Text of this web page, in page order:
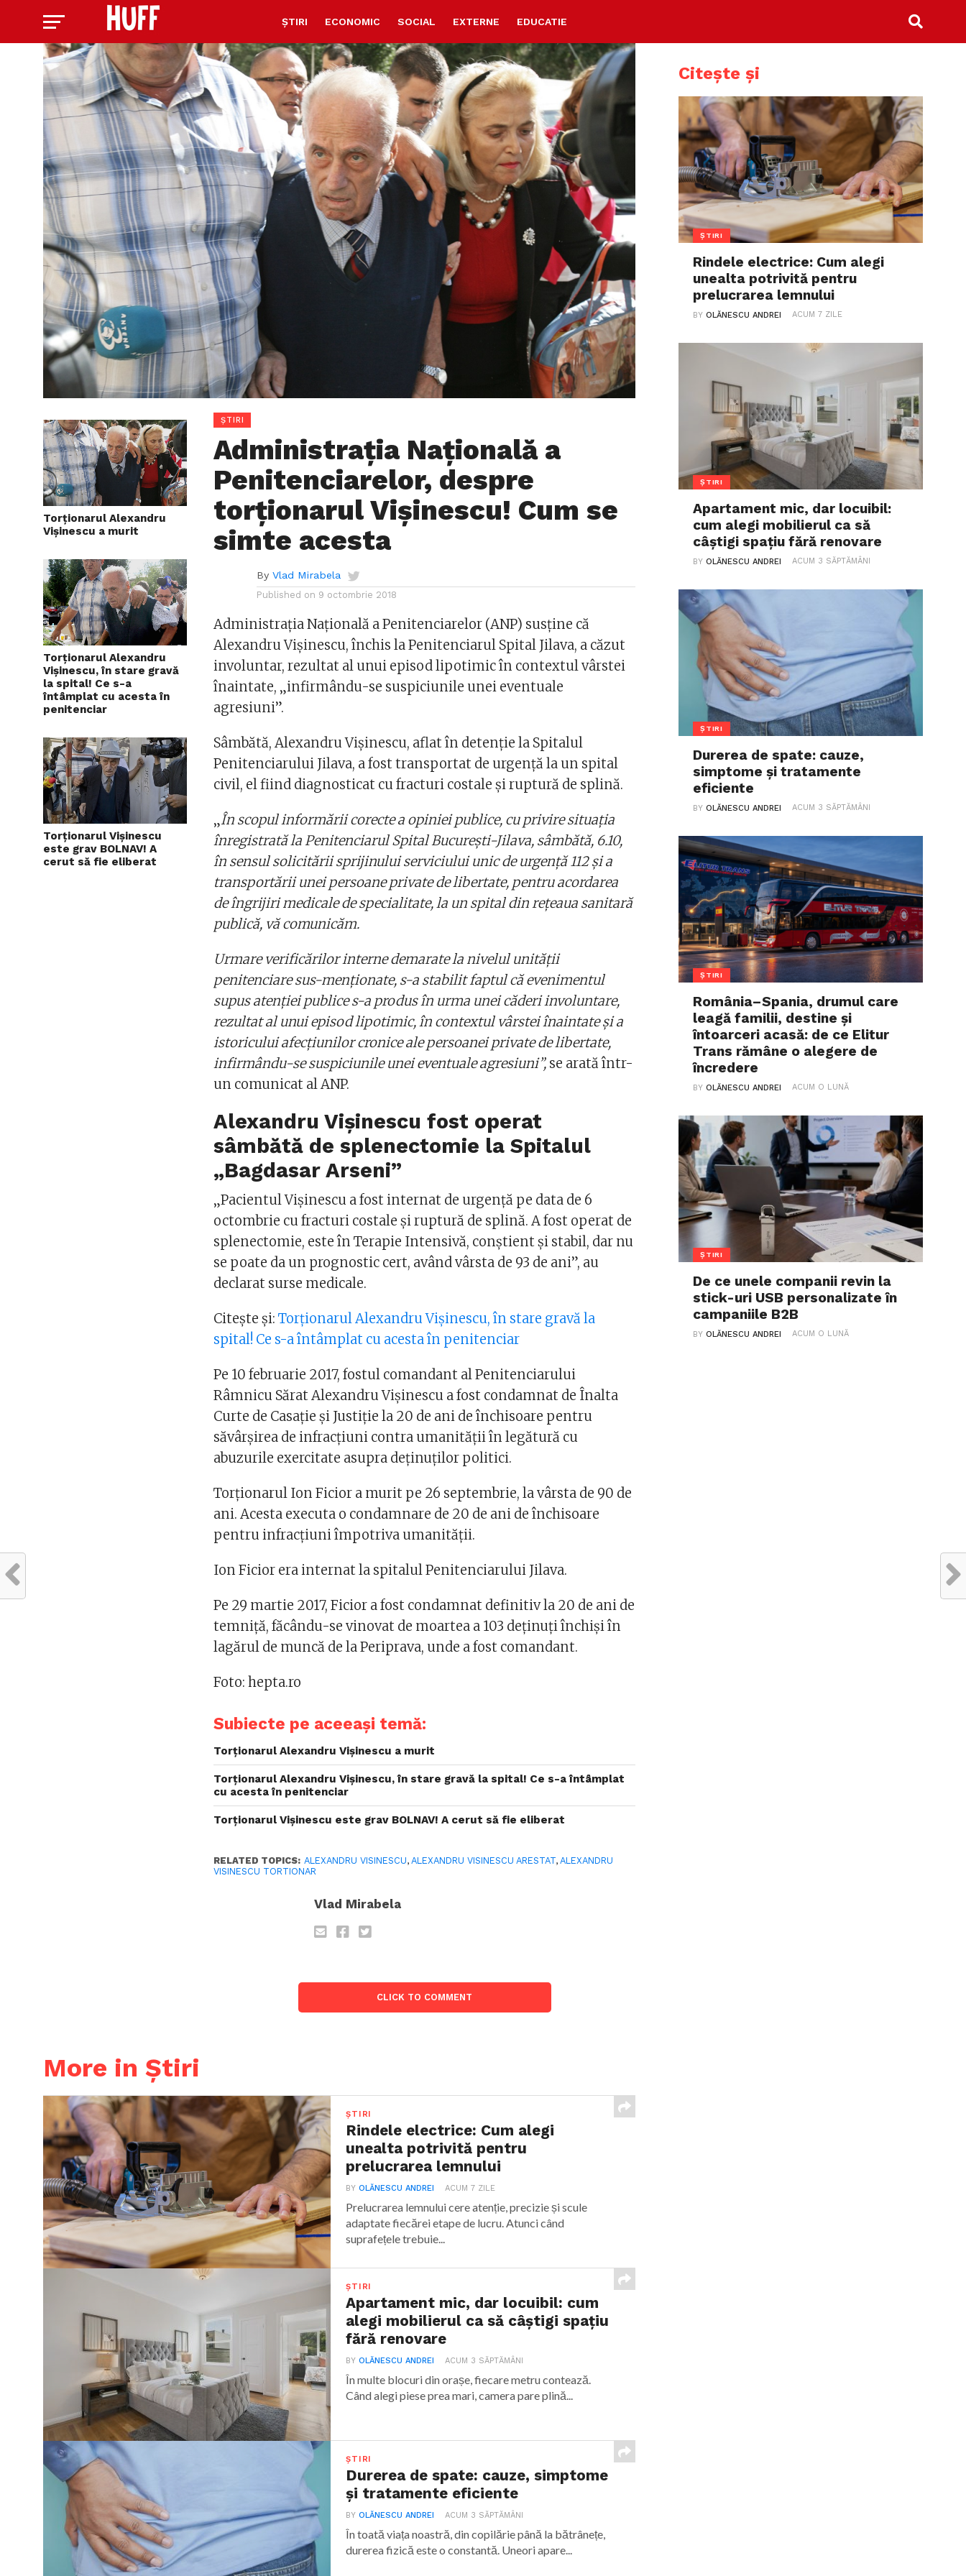
ȘTIRI ECONOMIC SOCIAL EXTERNE EDUCATIE
Torționarul Alexandru
Vișinescu a murit
Torționarul Alexandru
Vișinescu, în stare gravă
la spital! Ce s-a
întâmplat cu acesta în
penitenciar
Torționarul Vișinescu
este grav BOLNAV! A
cerut să fie eliberat
ȘTIRI
Administraţia Naţională a
Penitenciarelor, despre
torționarul Vișinescu! Cum se
simte acesta
By Vlad Mirabela
Published on 9 octombrie 2018
Administraţia Naţională a Penitenciarelor (ANP) susţine că
Alexandru Vişinescu, închis la Penitenciarul Spital Jilava, a căzut
involuntar, rezultat al unui episod lipotimic în contextul vârstei
înaintate, „infirmându-se suspiciunile unei eventuale
agresiuni”.
Sâmbătă, Alexandru Vişinescu, aflat în detenţie la Spitalul
Penitenciarului Jilava, a fost transportat de urgenţă la un spital
civil, el fiind diagnosticat cu fracturi costale şi ruptură de splină.
„În scopul informării corecte a opiniei publice, cu privire situaţia
înregistrată la Penitenciarul Spital Bucureşti-Jilava, sâmbătă, 6.10,
în sensul solicitării sprijinului serviciului unic de urgenţă 112 şi a
transportării unei persoane private de libertate, pentru acordarea
de îngrijiri medicale de specialitate, la un spital din reţeaua sanitară
publică, vă comunicăm.
Urmare verificărilor interne demarate la nivelul unităţii
penitenciare sus-menţionate, s-a stabilit faptul că evenimentul
supus atenţiei publice s-a produs în urma unei căderi involuntare,
rezultat al unui episod lipotimic, în contextul vârstei înaintate şi a
istoricului afecţiunilor cronice ale persoanei private de libertate,
infirmându-se suspiciunile unei eventuale agresiuni”, se arată într-
un comunicat al ANP.
Alexandru Vişinescu fost operat
sâmbătă de splenectomie la Spitalul
„Bagdasar Arseni”
„Pacientul Vişinescu a fost internat de urgenţă pe data de 6
octombrie cu fracturi costale şi ruptură de splină. A fost operat de
splenectomie, este în Terapie Intensivă, conştient şi stabil, dar nu
se poate da un prognostic cert, având vârsta de 93 de ani”, au
declarat surse medicale.
Citește și:Torționarul Alexandru Vișinescu, în stare gravă la
spital! Ce s-a întâmplat cu acesta în penitenciar
Pe 10 februarie 2017, fostul comandant al Penitenciarului
Râmnicu Sărat Alexandru Vişinescu a fost condamnat de Înalta
Curte de Casaţie şi Justiţie la 20 de ani de închisoare pentru
săvârşirea de infracţiuni contra umanităţii în legătură cu
abuzurile exercitate asupra deţinuţilor politici.
Torționarul Ion Ficior a murit pe 26 septembrie, la vârsta de 90 de
ani. Acesta executa o condamnare de 20 de ani de închisoare
pentru infracțiuni împotriva umanității.
Ion Ficior era internat la spitalul Penitenciarului Jilava.
Pe 29 martie 2017, Ficior a fost condamnat definitiv la 20 de ani de
temniță, făcându-se vinovat de moartea a 103 deținuți închiși în
lagărul de muncă de la Periprava, unde a fost comandant.
Foto: hepta.ro
Subiecte pe aceeași temă:
Torționarul Alexandru Vișinescu a murit
Torționarul Alexandru Vișinescu, în stare gravă la spital! Ce s-a întâmplat
cu acesta în penitenciar
Torționarul Vișinescu este grav BOLNAV! A cerut să fie eliberat
RELATED TOPICS: ALEXANDRU VISINESCU,ALEXANDRU VISINESCU ARESTAT,ALEXANDRU
VISINESCU TORTIONAR
Vlad Mirabela
CLICK TO COMMENT
More in Știri
ȘTIRI
Rindele electrice: Cum alegi
unealta potrivită pentru
prelucrarea lemnului
BYOLĂNESCU ANDREI ACUM 7 ZILE
Prelucrarea lemnului cere atenție, precizie și scule
adaptate fiecărei etape de lucru. Atunci când
suprafețele trebuie...
ȘTIRI
Apartament mic, dar locuibil: cum
alegi mobilierul ca să câștigi spațiu
fără renovare
BYOLĂNESCU ANDREI ACUM 3 SĂPTĂMÂNI
În multe blocuri din orașe, fiecare metru contează.
Când alegi piese prea mari, camera pare plină...
ȘTIRI
Durerea de spate: cauze, simptome
și tratamente eficiente
BYOLĂNESCU ANDREI ACUM 3 SĂPTĂMÂNI
În toată viața noastră, din copilărie până la bătrânețe,
durerea fizică este o constantă. Uneori apare...
Citește și
ȘTIRI
Rindele electrice: Cum alegi
unealta potrivită pentru
prelucrarea lemnului
BYOLĂNESCU ANDREI ACUM 7 ZILE
ȘTIRI
Apartament mic, dar locuibil:
cum alegi mobilierul ca să
câștigi spațiu fără renovare
BYOLĂNESCU ANDREI ACUM 3 SĂPTĂMÂNI
ȘTIRI
Durerea de spate: cauze,
simptome și tratamente
eficiente
BYOLĂNESCU ANDREI ACUM 3 SĂPTĂMÂNI
ȘTIRI
România–Spania, drumul care
leagă familii, destine și
întoarceri acasă: de ce Elitur
Trans rămâne o alegere de
încredere
BYOLĂNESCU ANDREI ACUM O LUNĂ
ȘTIRI
De ce unele companii revin la
stick-uri USB personalizate în
campaniile B2B
BYOLĂNESCU ANDREI ACUM O LUNĂ